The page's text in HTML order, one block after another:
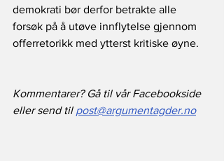
demokrati bør derfor betrakte alle
forsøk på å utøve innflytelse gjennom
offerretorikk med ytterst kritiske øyne.
Kommentarer? Gå til vår Facebookside
eller send til post@argumentagder.no